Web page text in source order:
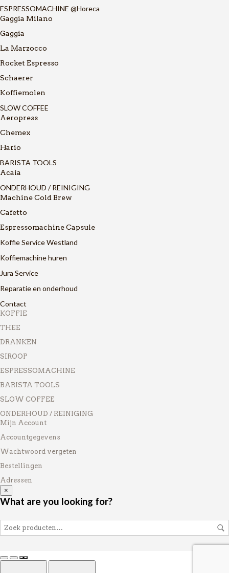
ESPRESSOMACHINE @Horeca
Gaggia Milano
Gaggia
La Marzocco
Rocket Espresso
Schaerer
Koffiemolen
SLOW COFFEE
Aeropress
Chemex
Hario
BARISTA TOOLS
Acaia
ONDERHOUD / REINIGING
Machine Cold Brew
Cafetto
Espressomachine Capsule
Koffie Service Westland
Koffiemachine huren
Jura Service
Reparatie en onderhoud
Contact
KOFFIE
THEE
DRANKEN
SIROOP
ESPRESSOMACHINE
BARISTA TOOLS
SLOW COFFEE
ONDERHOUD / REINIGING
Mijn Account
Accountgegevens
Wachtwoord vergeten
Bestellingen
Adressen
×
What are you looking for?